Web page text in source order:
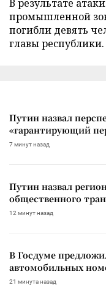
В результате
промышленной
погибли девять
главы республики.
Путин назвал
«гарантирующий
7 минут назад
Путин назвал
общественного
12 минут назад
В Госдуме
автомобильных
21 минута назад